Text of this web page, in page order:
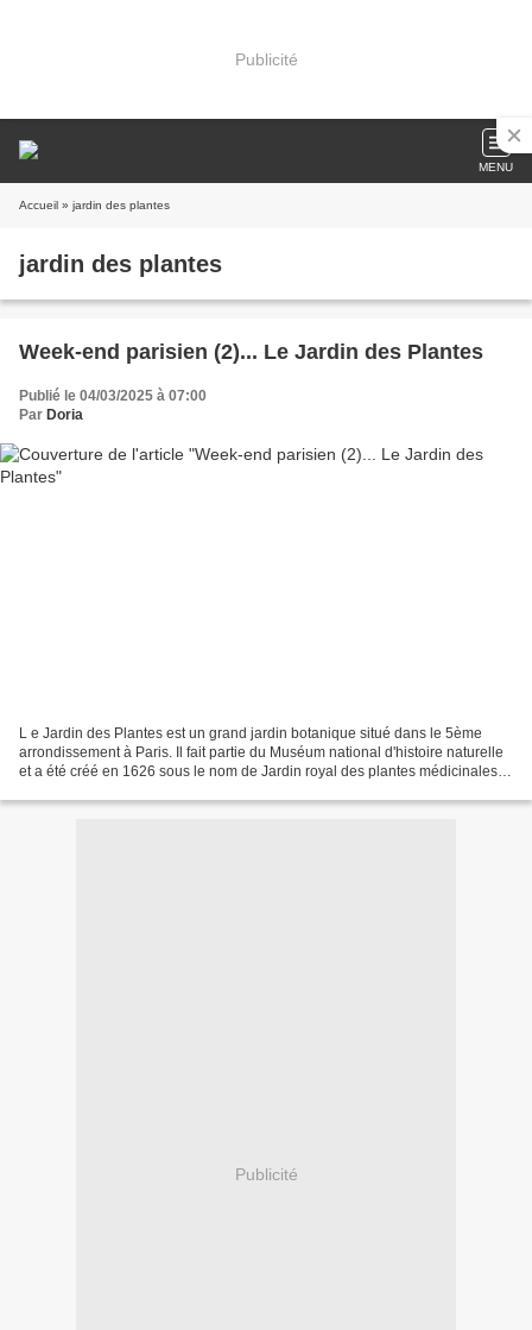
Publicité
MENU
Accueil » jardin des plantes
jardin des plantes
Week-end parisien (2)... Le Jardin des Plantes
Publié le 04/03/2025 à 07:00
Par Doria
L e Jardin des Plantes est un grand jardin botanique situé dans le 5ème
arrondissement à Paris. Il fait partie du Muséum national d'histoire naturelle
et a été créé en 1626 sous le nom de Jardin royal des plantes médicinales,
Publicité